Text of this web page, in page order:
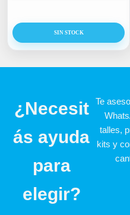
SIN STOCK
¿Necesit
ás ayuda
para
elegir?
Te
talles,
kits y